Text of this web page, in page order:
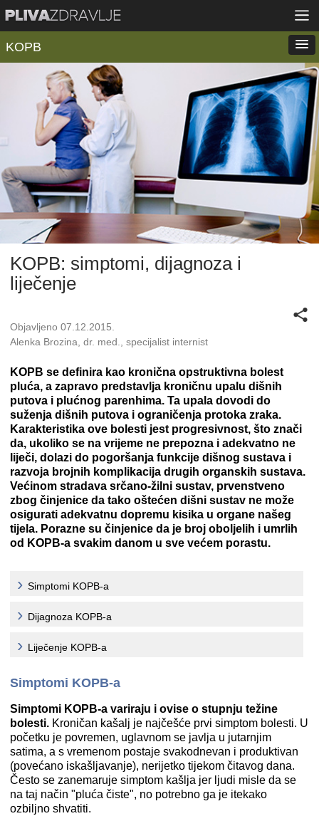
KOPB
KOPB: simptomi, dijagnoza i
liječenje
Objavljeno 07.12.2015.
Alenka Brozina, dr. med., specijalist internist
KOPB se definira kao kronična opstruktivna bolest
pluća, a zapravo predstavlja kroničnu upalu dišnih
putova i plućnog parenhima. Ta upala dovodi do
suženja dišnih putova i ograničenja protoka zraka.
Karakteristika ove bolesti jest progresivnost, što znači
da, ukoliko se na vrijeme ne prepozna i adekvatno ne
liječi, dolazi do pogoršanja funkcije dišnog sustava i
razvoja brojnih komplikacija drugih organskih sustava.
Većinom stradava srčano-žilni sustav, prvenstveno
zbog činjenice da tako oštećen dišni sustav ne može
osigurati adekvatnu dopremu kisika u organe našeg
tijela. Porazne su činjenice da je broj oboljelih i umrlih
od KOPB-a svakim danom u sve većem porastu.
Simptomi KOPB-a
Dijagnoza KOPB-a
Liječenje KOPB-a
Simptomi KOPB-a
Simptomi KOPB-a variraju i ovise o stupnju težine
bolesti. Kroničan kašalj je najčešće prvi simptom bolesti. U
početku je povremen, uglavnom se javlja u jutarnjim
satima, a s vremenom postaje svakodnevan i produktivan
(povećano iskašljavanje), nerijetko tijekom čitavog dana.
Često se zanemaruje simptom kašlja jer ljudi misle da se
na taj način "pluća čiste", no potrebno ga je itekako
ozbiljno shvatiti.